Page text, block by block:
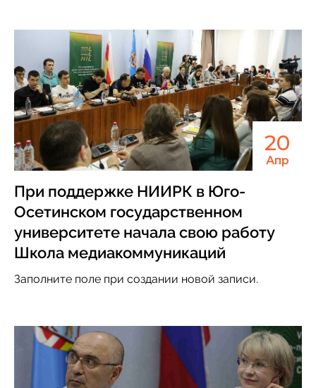
20
Апр
При поддержке НИИРК в Юго-
Осетинском государственном
университете начала свою работу
Школа медиакоммуникаций
Заполните поле при создании новой записи.